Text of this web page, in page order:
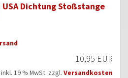
USA Dichtung Stoßstange
10,95 EUR
inkl. 19 % MwSt. zzgl. Versandkosten